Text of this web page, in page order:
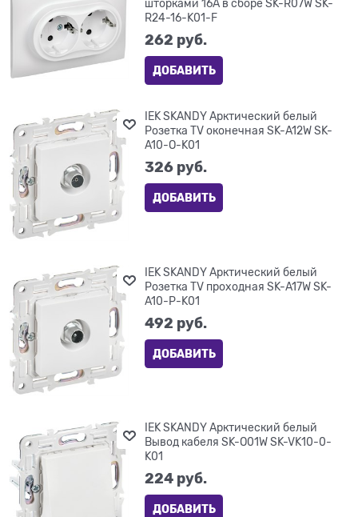
шторками 16А в сборе SK-R07W SK-
R24-16-K01-F
262 руб.
ДОБАВИТЬ
IEK SKANDY Арктический белый
Розетка TV оконечная SK-A12W SK-
A10-O-K01
326 руб.
ДОБАВИТЬ
IEK SKANDY Арктический белый
Розетка TV проходная SK-A17W SK-
A10-P-K01
492 руб.
ДОБАВИТЬ
IEK SKANDY Арктический белый
Вывод кабеля SK-O01W SK-VK10-0-
K01
224 руб.
ДОБАВИТЬ